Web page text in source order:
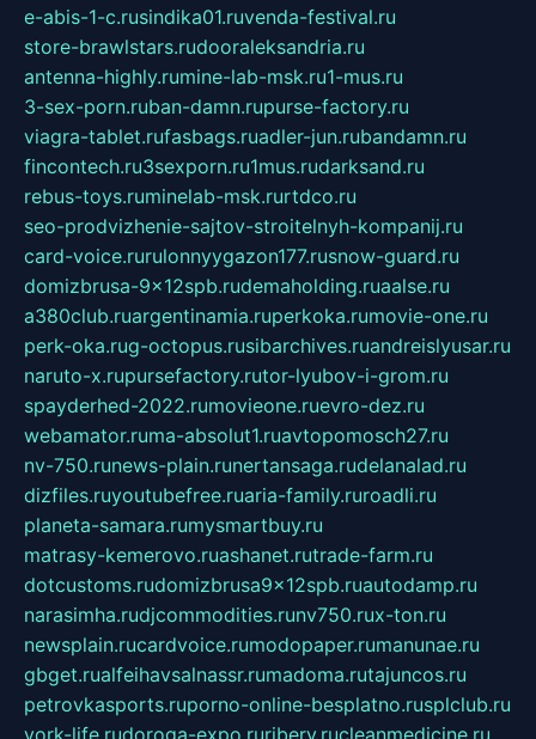
e-abis-1-c.rusindika01.ruvenda-festival.ru
store-brawlstars.rudooraleksandria.ru
antenna-highly.rumine-lab-msk.ru1-mus.ru
3-sex-porn.ruban-damn.rupurse-factory.ru
viagra-tablet.rufasbags.ruadler-jun.rubandamn.ru
fincontech.ru3sexporn.ru1mus.rudarksand.ru
rebus-toys.ruminelab-msk.rurtdco.ru
seo-prodvizhenie-sajtov-stroitelnyh-kompanij.ru
card-voice.rurulonnyygazon177.rusnow-guard.ru
domizbrusa-9x12spb.rudemaholding.ruaalse.ru
a380club.ruargentinamia.ruperkoka.rumovie-one.ru
perk-oka.rug-octopus.rusibarchives.ruandreislyusar.ru
naruto-x.rupursefactory.rutor-lyubov-i-grom.ru
spayderhed-2022.rumovieone.ruevro-dez.ru
webamator.ruma-absolut1.ruavtopomosch27.ru
nv-750.runews-plain.runertansaga.rudelanalad.ru
dizfiles.ruyoutubefree.ruaria-family.ruroadli.ru
planeta-samara.rumysmartbuy.ru
matrasy-kemerovo.ruashanet.rutrade-farm.ru
dotcustoms.rudomizbrusa9x12spb.ruautodamp.ru
narasimha.rudjcommodities.runv750.rux-ton.ru
newsplain.rucardvoice.rumodopaper.rumanunae.ru
gbget.rualfeihavsalnassr.rumadoma.rutajuncos.ru
petrovkasports.ruporno-online-besplatno.rusplclub.ru
york-life.rudoroga-expo.ruribery.rucleanmedicine.ru